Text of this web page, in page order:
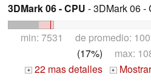
3DMark 06 - CPU - 3DMark 06 -
min: 7531 de promedio:
(17%) max:
+ 22 mas detalles +